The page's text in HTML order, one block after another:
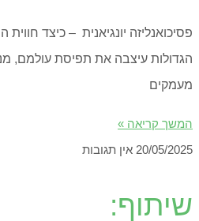
פסיכואנליזה יונגיאנית – כיצד
הגדולות עיצבה את תפיסת עולמם,
מעמקים
המשך קריאה »
20/05/2025 אין תגובות
שיתוף: